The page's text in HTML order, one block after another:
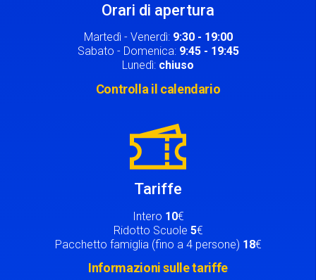
Orari di apertura
Martedì - Venerdì: 9:30 - 19:00
Sabato - Domenica: 9:45 - 19:45
Lunedì: chiuso
Controlla il calendario
Tariffe
Intero 10€
Ridotto Scuole 5€
Pacchetto famiglia (fino a 4 persone) 18€
Informazioni sulle tariffe